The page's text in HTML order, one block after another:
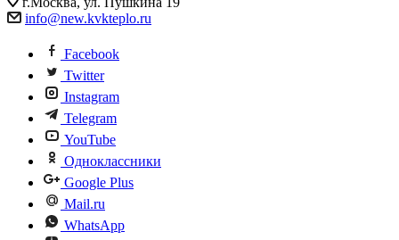
info@new.kvkteplo.ru
Facebook
Twitter
Instagram
Telegram
YouTube
Одноклассники
Google Plus
Mail.ru
WhatsApp